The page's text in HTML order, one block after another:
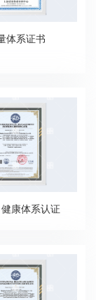
体系证书
、健康体系认证